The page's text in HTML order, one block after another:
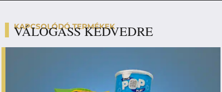
KAPCSOLÓDÓ TERMÉKEK
VÁLOGASS KEDVEDRE